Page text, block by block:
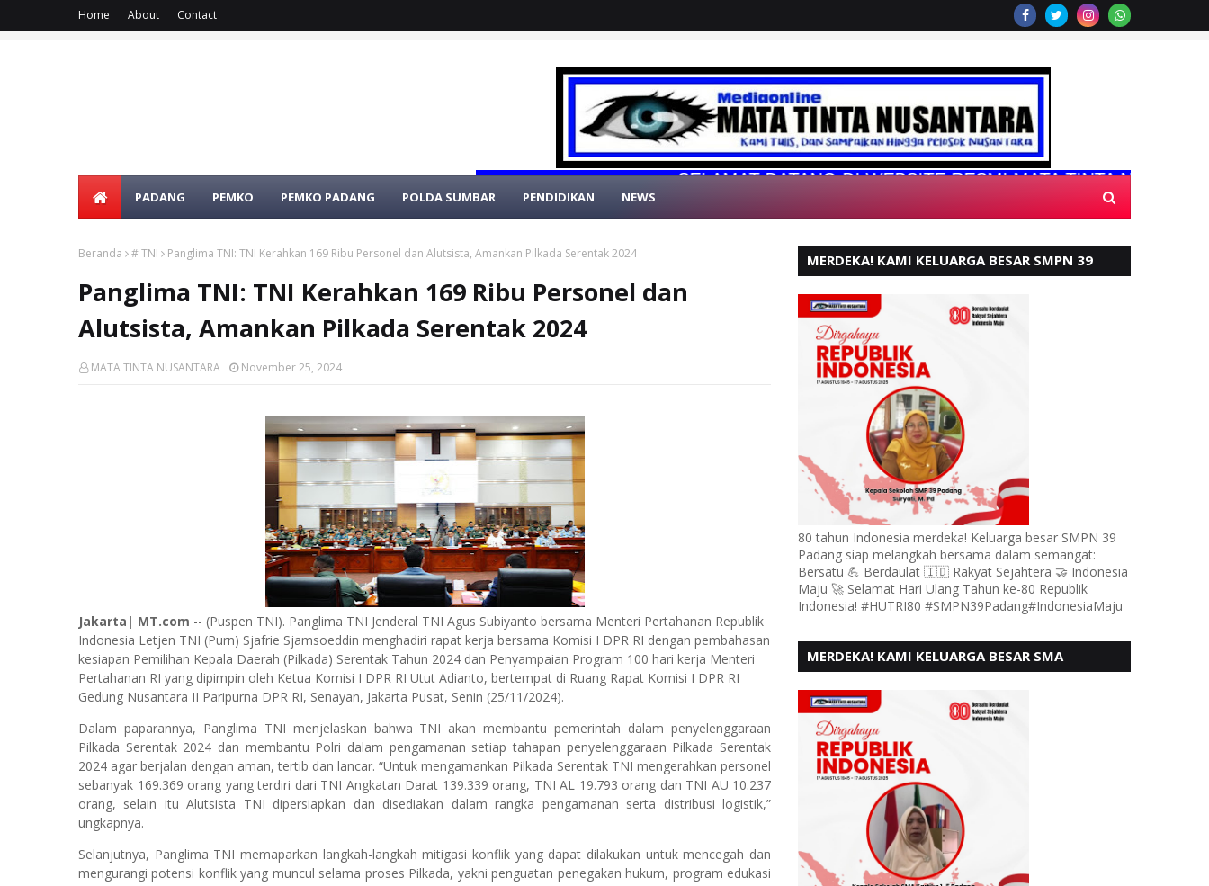
Home About Contact
SELAMAT DATANG DI WEBSITE RESMI MATA TINTA NUSANTARA
PADANG PEMKO PEMKO PADANG POLDA SUMBAR PENDIDIKAN NEWS
Beranda # TNI Panglima TNI: TNI Kerahkan 169 Ribu Personel dan Alutsista, Amankan Pilkada Serentak 2024
Panglima TNI: TNI Kerahkan 169 Ribu Personel dan
Alutsista, Amankan Pilkada Serentak 2024
MATA TINTA NUSANTARA November 25, 2024
Jakarta| MT.com -- (Puspen TNI). Panglima TNI Jenderal TNI Agus Subiyanto bersama Menteri Pertahanan Republik
Indonesia Letjen TNI (Purn) Sjafrie Sjamsoeddin menghadiri rapat kerja bersama Komisi I DPR RI dengan pembahasan
kesiapan Pemilihan Kepala Daerah (Pilkada) Serentak Tahun 2024 dan Penyampaian Program 100 hari kerja Menteri
Pertahanan RI yang dipimpin oleh Ketua Komisi I DPR RI Utut Adianto, bertempat di Ruang Rapat Komisi I DPR RI
Gedung Nusantara II Paripurna DPR RI, Senayan, Jakarta Pusat, Senin (25/11/2024).
Dalam paparannya, Panglima TNI menjelaskan bahwa TNI akan membantu pemerintah dalam penyelenggaraan
Pilkada Serentak 2024 dan membantu Polri dalam pengamanan setiap tahapan penyelenggaraan Pilkada Serentak
2024 agar berjalan dengan aman, tertib dan lancar. “Untuk mengamankan Pilkada Serentak TNI mengerahkan personel
sebanyak 169.369 orang yang terdiri dari TNI Angkatan Darat 139.339 orang, TNI AL 19.793 orang dan TNI AU 10.237
orang, selain itu Alutsista TNI dipersiapkan dan disediakan dalam rangka pengamanan serta distribusi logistik,”
ungkapnya.
Selanjutnya, Panglima TNI memaparkan langkah-langkah mitigasi konflik yang dapat dilakukan untuk mencegah dan
mengurangi potensi konflik yang muncul selama proses Pilkada, yakni penguatan penegakan hukum, program edukasi
MERDEKA! KAMI KELUARGA BESAR SMPN 39
80 tahun Indonesia merdeka! Keluarga besar SMPN 39
Padang siap melangkah bersama dalam semangat:
Bersatu 💪 Berdaulat 🇮🇩 Rakyat Sejahtera 🤝 Indonesia
Maju 🚀 Selamat Hari Ulang Tahun ke-80 Republik
Indonesia! #HUTRI80 #SMPN39Padang#IndonesiaMaju
MERDEKA! KAMI KELUARGA BESAR SMA
KE - 80, MOTO" BERSATU BERD